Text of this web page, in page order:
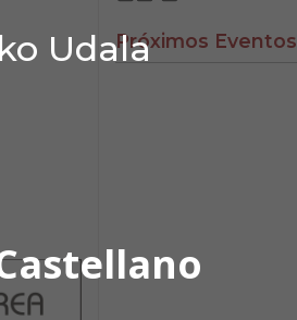
UdalaPróximos Eventos